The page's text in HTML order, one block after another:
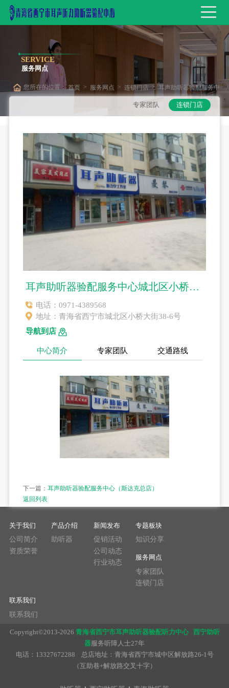
您所在的位置：首页 > 服务网点 >连锁门店>耳声助听器验配服务中
心城北区小桥大街店（25年老店）
SERVICE
服务网点
专家团队 连锁门店
耳声助听器验配服务中心城北区小桥大街店（25年老店）
电话：0971-4389568
地址：青海省西宁市城北区小桥大街38-6号
导航到店
中心简介 专家团队 交通路线
下一篇：耳声助听器验配服务中心（斯达克总店）
返回列表
关于我们
公司简介
资质荣誉
产品介绍
助听器
新闻发布
促销活动
公司动态
行业动态
专题板块
知识分享
服务网点
专家团队
连锁门店
联系我们
联系我们
Copyright©2013-2026 青海省西宁市耳声助听器验配听力中心 西宁助听
器服务听障人士27年
电话：13327672288 总店地址：青海省西宁市城中区解放路26-1号
（互助巷+解放路交叉十字）